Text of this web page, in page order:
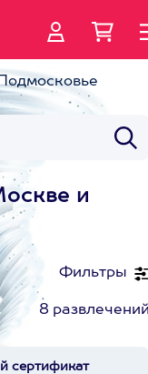
и
Фильтры
8
сертификат